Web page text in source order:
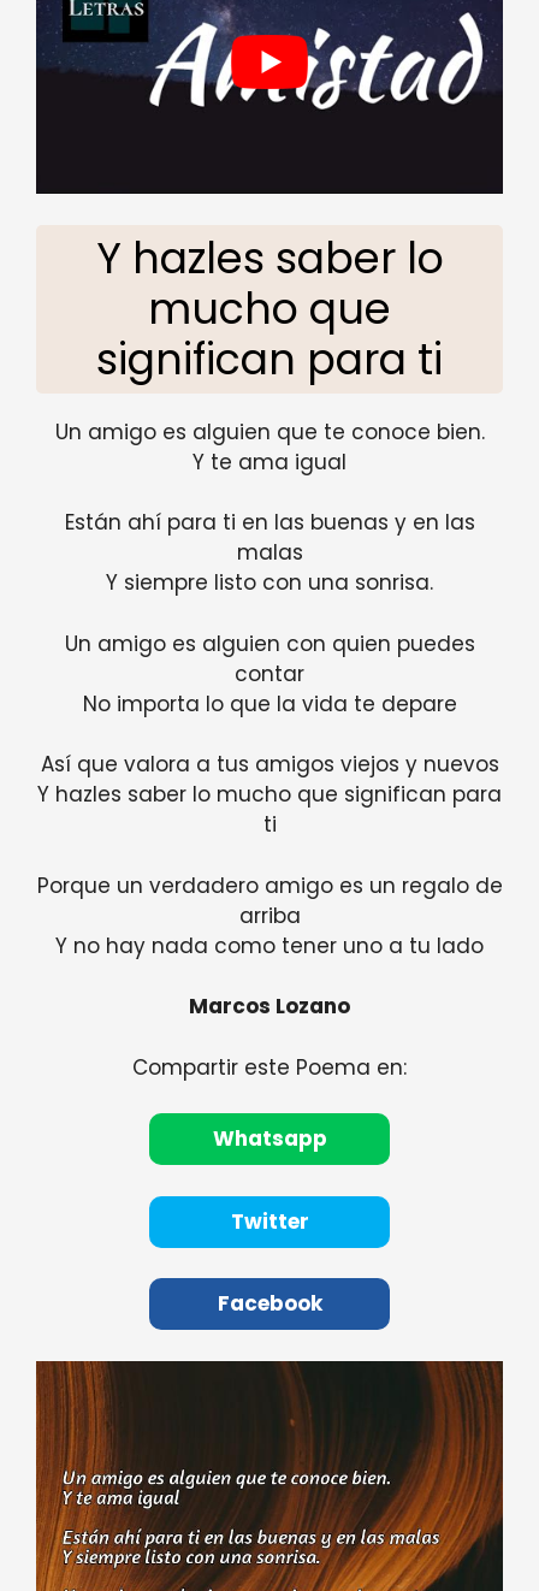
Y hazles saber lo
mucho que
significan para ti
Un amigo es alguien que te conoce bien.
Y te ama igual
Están ahí para ti en las buenas y en las
malas
Y siempre listo con una sonrisa.
Un amigo es alguien con quien puedes
contar
No importa lo que la vida te depare
Así que valora a tus amigos viejos y nuevos
Y hazles saber lo mucho que significan para
ti
Porque un verdadero amigo es un regalo de
arriba
Y no hay nada como tener uno a tu lado
Marcos Lozano
Compartir este Poema en:
Whatsapp
Twitter
Facebook